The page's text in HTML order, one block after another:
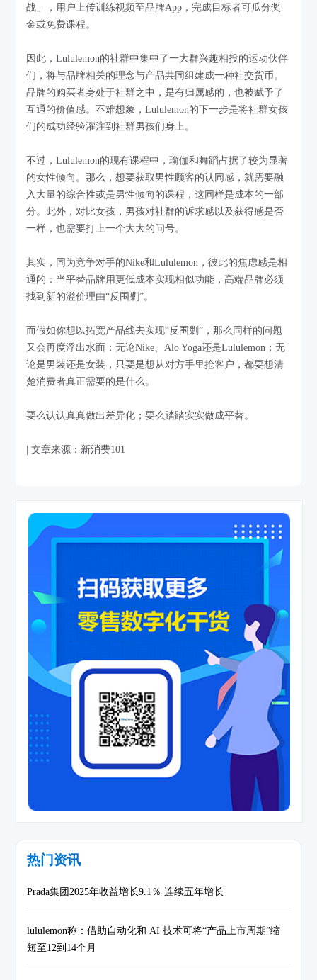
战」，用户上传训练视频至品牌App，完成目标者可瓜分奖
金或免费课程。
因此，Lululemon的社群中集中了一大群兴趣相投的运动伙伴
们，将与品牌相关的理念与产品共同组建成一种社交货币。
品牌的购买者身处于社群之中，是有归属感的，也被赋予了
互通的价值感。不难想象，Lululemon的下一步是将社群女孩
们的成功经验灌注到社群男孩们身上。
不过，Lululemon的现有课程中，瑜伽和舞蹈占据了较为显著
的女性倾向。那么，想要获取男性顾客的认同感，就需要融
入大量的综合性或是男性倾向的课程，这同样是成本的一部
分。此外，对比女孩，男孩对社群的诉求感以及获得感是否
一样，也需要打上一个大大的问号。
其实，同为竞争对手的Nike和Lululemon，彼此的焦虑感是相
通的：当平替品牌用更低成本实现相似功能，高端品牌必须
找到新的溢价理由“反围剿”。
而假如你想以拓宽产品线去实现“反围剿”，那么同样的问题
又会再度浮出水面：无论Nike、Alo Yoga还是Lululemon；无
论是男装还是女装，只要是想从对方手里抢客户，都要想清
楚消费者真正需要的是什么。
要么认认真真做出差异化；要么踏踏实实做成平替。
| 文章来源：新消费101
热门资讯
Prada集团2025年收益增长9.1％ 连续五年增长
lululemon称：借助自动化和 AI 技术可将“产品上市周期”缩
短至12到14个月